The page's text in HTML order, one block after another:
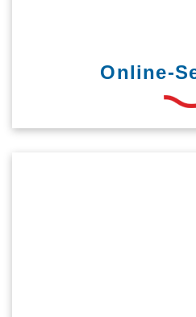
Online-